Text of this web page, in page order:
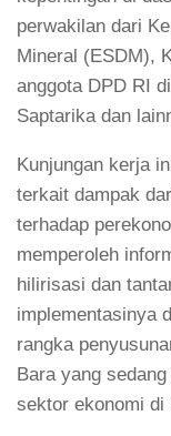
perwakilan dari
Mineral (ESDM),
anggota DPD RI
Saptarika dan
Kunjungan kerja
terkait dampak
terhadap
memperoleh
hilirisasi dan
implementasinya
rangka
Bara yang
sektor ekonomi di